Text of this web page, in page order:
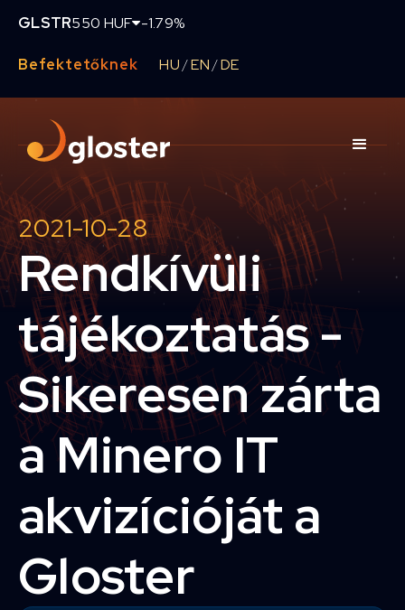
GLSTR550 HUF -1.79%
Befektetőknek HU /EN /DE
2021-10-28
Rendkívüli
tájékoztatás -
Sikeresen zárta
a Minero IT
akvizícióját a
Gloster